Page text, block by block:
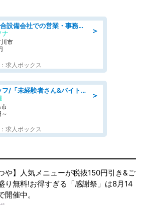
＞
09月開始/総合設備会社での営業・事務のお仕事/車通勤可/賞与あり/営業/営業事務
ナ
市
求人ボックス
＞
ホールスタッフ/「未経験者さん&バイトデビューも大歓迎」残業ほぼなし×1日3時間〜勤務OK!フォロー体制も充実/広島県/広島市南区
求人ボックス
や】人気メニューが税抜150円引き&ご
り無料!お得すぎる「感謝祭」は8月14
開催中。